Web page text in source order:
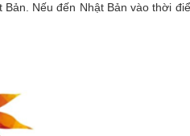
Nếu đến Nhật Bản vào thời